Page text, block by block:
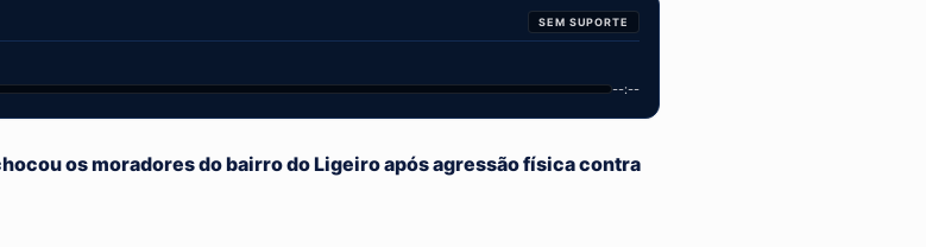
SEM SUPORTE
--:--
os moradores do bairro do Ligeiro após agressão física contra